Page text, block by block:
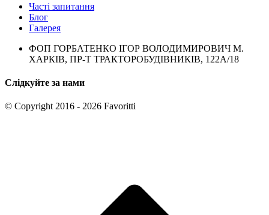
Часті запитання
Блог
Галерея
ФОП ГОРБАТЕНКО ІГОР ВОЛОДИМИРОВИЧ М.
ХАРКІВ, ПР-Т ТРАКТОРОБУДІВНИКІВ, 122А/18
Слідкуйте за нами
© Copyright 2016 - 2026 Favoritti